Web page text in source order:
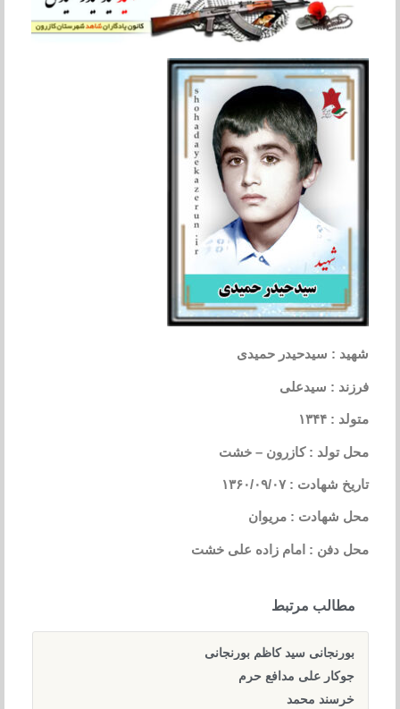
شهید : سیدحیدر حمیدی
فرزند : سیدعلی
متولد : ۱۳۴۴
محل تولد : کازرون – خشت
تاریخ شهادت : ۱۳۶۰/۰۹/۰۷
محل شهادت : مریوان
محل دفن : امام زاده علی خشت
مطالب مرتبط
بورنجانی سید کاظم بورنجانی
جوکار علی مدافع حرم
خرسند محمد